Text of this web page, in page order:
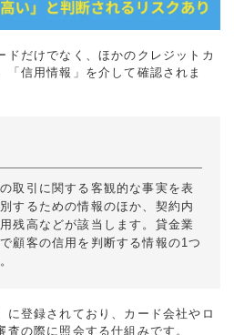
ドだけでなく、ほかのクレジットカ
「信用情報」を介して確認されま
取引に関する客観的な事実を表
するための情報のほか、契約内
残高などが該当します。貸金業
顧客の信用を判断する情報の1つ
に登録されており、カード会社やロ
の際に照会する仕組みです。